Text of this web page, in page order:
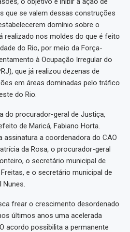
que se valem dessas construções
domínio sobre o
realizado nos moldes do que é feito
do Rio, por meio da Força-
à Ocupação Irregular do
que já realizou dezenas de
em áreas dominadas pelo tráfico
do Rio.
do procurador-geral de Justiça,
de Maricá, Fabiano Horta.
assinatura a coordenadora do CAO
da Rosa, o procurador-geral
o secretário municipal de
e o secretário municipal de
Nunes.
frear o crescimento desordenado
últimos anos uma acelerada
acordo possibilita a permanente